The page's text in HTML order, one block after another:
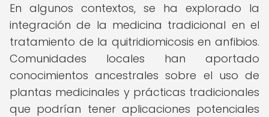
En algunos contextos, se ha explorado la
integración de la medicina tradicional en el
tratamiento de la quitridiomicosis en anfibios.
Comunidades locales han aportado
conocimientos ancestrales sobre el uso de
plantas medicinales y prácticas tradicionales
que podrían tener aplicaciones potenciales